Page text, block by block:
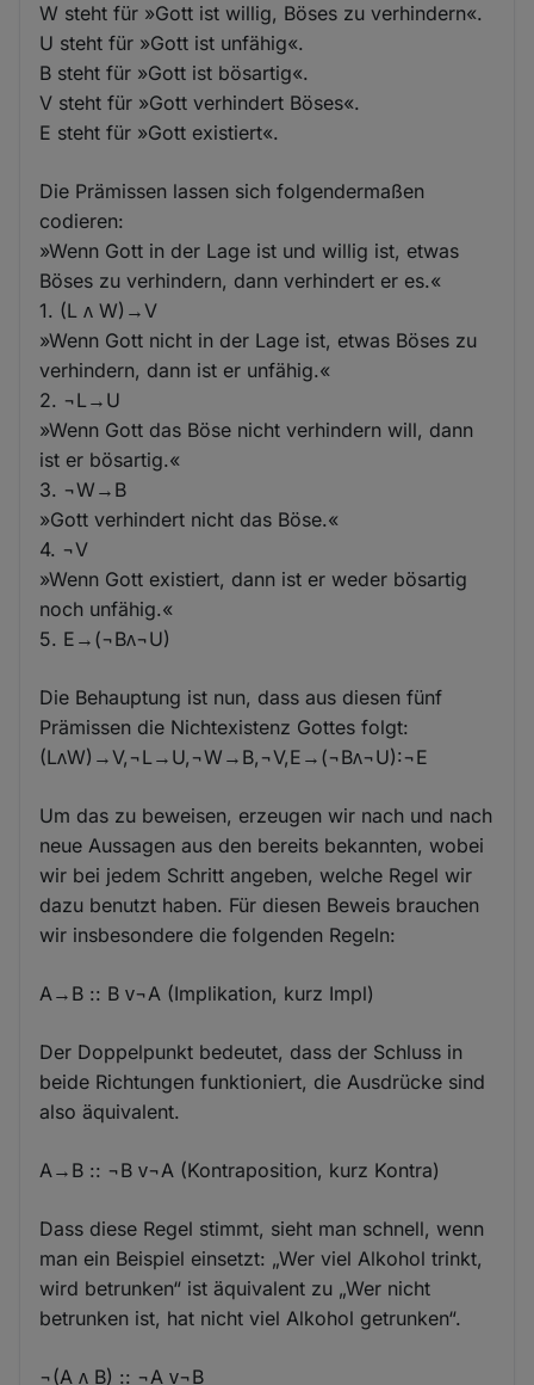
W steht für »Gott ist willig, Böses zu verhindern«.
U steht für »Gott ist unfähig«.
B steht für »Gott ist bösartig«.
V steht für »Gott verhindert Böses«.
E steht für »Gott existiert«.
Die Prämissen lassen sich folgendermaßen
codieren:
»Wenn Gott in der Lage ist und willig ist, etwas
Böses zu verhindern, dann verhindert er es.«
1. (L ᴧ W)→V
»Wenn Gott nicht in der Lage ist, etwas Böses zu
verhindern, dann ist er unfähig.«
2. ¬L→U
»Wenn Gott das Böse nicht verhindern will, dann
ist er bösartig.«
3. ¬W→B
»Gott verhindert nicht das Böse.«
4. ¬V
»Wenn Gott existiert, dann ist er weder bösartig
noch unfähig.«
5. E→(¬Bᴧ¬U)
Die Behauptung ist nun, dass aus diesen fünf
Prämissen die Nichtexistenz Gottes folgt:
(LᴧW)→V,¬L→U,¬W→B,¬V,E→(¬Bᴧ¬U):¬E
Um das zu beweisen, erzeugen wir nach und nach
neue Aussagen aus den bereits bekannten, wobei
wir bei jedem Schritt angeben, welche Regel wir
dazu benutzt haben. Für diesen Beweis brauchen
wir insbesondere die folgenden Regeln:
A→B :: B ᴠ¬A (Implikation, kurz Impl)
Der Doppelpunkt bedeutet, dass der Schluss in
beide Richtungen funktioniert, die Ausdrücke sind
also äquivalent.
A→B :: ¬B ᴠ¬A (Kontraposition, kurz Kontra)
Dass diese Regel stimmt, sieht man schnell, wenn
man ein Beispiel einsetzt: „Wer viel Alkohol trinkt,
wird betrunken“ ist äquivalent zu „Wer nicht
betrunken ist, hat nicht viel Alkohol getrunken“.
¬(A ᴧ B) :: ¬A ᴠ¬B